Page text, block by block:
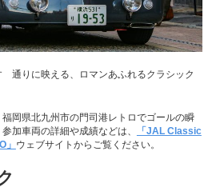
通りに映える、ロマンあふれるクラシック
岡県北九州市の門司港レトロでゴールの瞬
加車両の詳細や成績などは、
「JAL Classic
ウェブサイトからご覧ください。